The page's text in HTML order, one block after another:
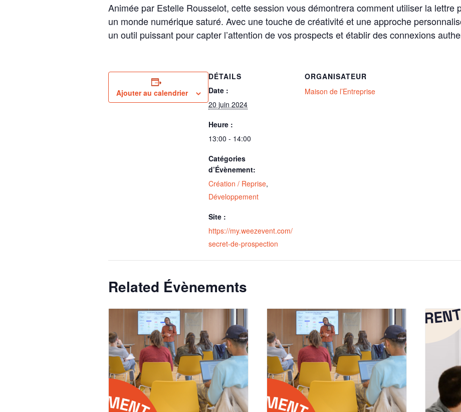
Animée par Estelle Rousselot, cette session vous démontrera comment utiliser la lettre
un monde numérique saturé. Avec une touche de créativité et une approche
un outil puissant pour capter l’attention de vos prospects et établir des connexions
Ajouter au calendrier
DÉTAILS
Date :
20 juin 2024
Heure :
13:00 - 14:00
Catégories
d’Évènement:
Création / Reprise,
Développement
Site :
https://my.weezevent.com/
secret-de-prospection
ORGANISATEUR
Maison de l’Entreprise
Related Évènements